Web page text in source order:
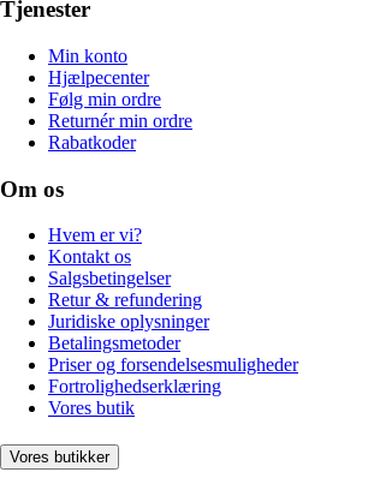
Tjenester
Min konto
Hjælpecenter
Følg min ordre
Returnér min ordre
Rabatkoder
Om os
Hvem er vi?
Kontakt os
Salgsbetingelser
Retur & refundering
Juridiske oplysninger
Betalingsmetoder
Priser og forsendelsesmuligheder
Fortrolighedserklæring
Vores butik
Vores butikker